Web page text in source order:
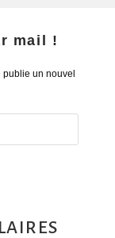
mail !
publie un nouvel